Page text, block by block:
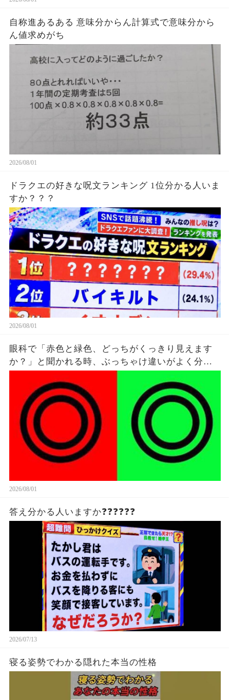
自称進あるある 意味分からん計算式で意味分から
ん値求めがち
2026/08/01
ドラクエの好きな呪文ランキング 1位分かる人いま
すか？？？
2026/08/01
眼科で「赤色と緑色、どっちがくっきり見えます
か？」と聞かれる時、ぶっちゃけ違いがよく分か
2026/08/01
答え分かる人いますか❓❓❓❓❓❓
2026/07/13
寝る姿勢でわかる隠れた本当の性格